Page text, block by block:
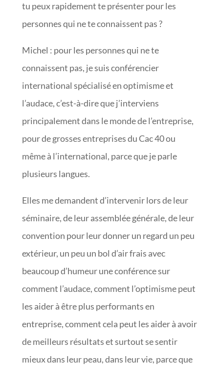
tu peux rapidement te présenter pour les
personnes qui ne te connaissent pas ?
Michel : pour les personnes qui ne te
connaissent pas, je suis conférencier
international spécialisé en optimisme et
l’audace, c’est-à-dire que j’interviens
principalement dans le monde de l’entreprise,
pour de grosses entreprises du Cac 40 ou
même à l’international, parce que je parle
plusieurs langues.
Elles me demandent d’intervenir lors de leur
séminaire, de leur assemblée générale, de leur
convention pour leur donner un regard un peu
extérieur, un peu un bol d’air frais avec
beaucoup d’humeur une conférence sur
comment l’audace, comment l’optimisme peut
les aider à être plus performants en
entreprise, comment cela peut les aider à avoir
de meilleurs résultats et surtout se sentir
mieux dans leur peau, dans leur vie, parce que